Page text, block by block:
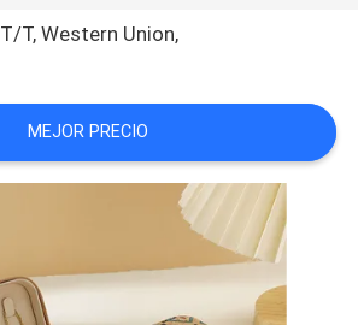
T/T, Western Union,
MEJOR PRECIO